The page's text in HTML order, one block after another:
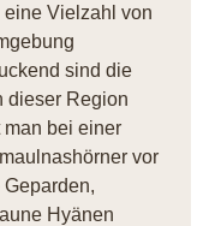
eine Vielzahl von
sind die
dieser Region
man bei einer
vor
Hyänen